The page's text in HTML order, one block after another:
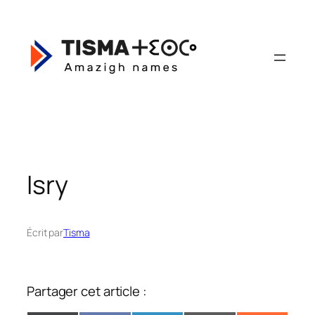
contenu
Isry
Écrit parTisma
Partager cet article :